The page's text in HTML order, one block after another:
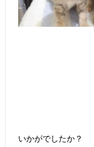
いかがでしたか？